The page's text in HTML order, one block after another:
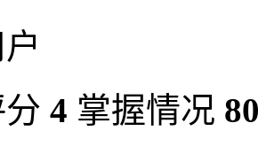
4 掌握情况